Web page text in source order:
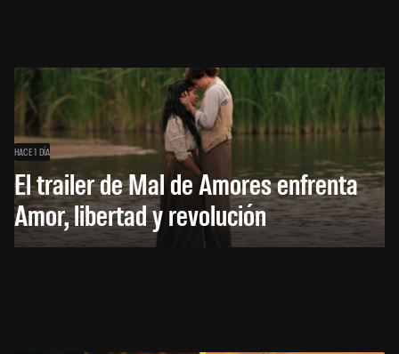
HACE 1 DÍA
El trailer de Mal de Amores enfrenta
Amor, libertad y revolución